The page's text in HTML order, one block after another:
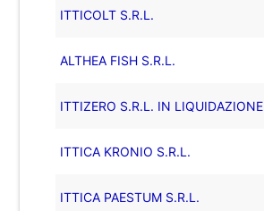
ITTICOLT S.R.L.
ALTHEA FISH S.R.L.
ITTIZERO S.R.L. IN LIQUIDAZIONE
ITTICA KRONIO S.R.L.
ITTICA PAESTUM S.R.L.